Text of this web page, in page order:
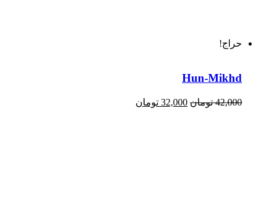
حراج!
Hun-Mikhd
42,000 تومان 32,000 تومان